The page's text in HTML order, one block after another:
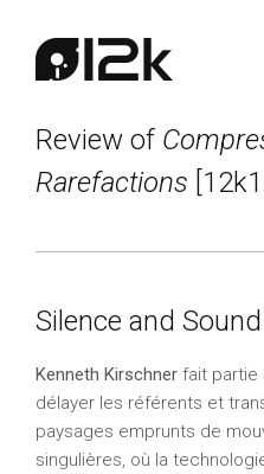
Review of
Rarefactions
Silence and
Kenneth Kirschner fait partie
délayer les référents et
paysages emprunts de
singulières, où la